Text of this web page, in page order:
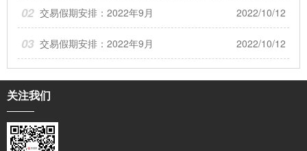
02 交易假期安排：2022年9月 2022/10/12
03 交易假期安排：2022年9月 2022/10/12
关注我们